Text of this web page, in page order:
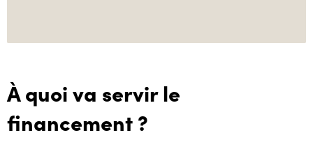
À quoi va servir le
financement ?